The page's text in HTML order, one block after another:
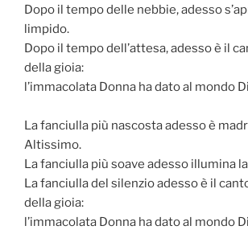
Dopo il tempo delle nebbie, adesso
limpido.
Dopo il tempo dell’attesa, adesso è il
della gioia:
l’immacolata Donna ha dato al mondo
La fanciulla più nascosta adesso è
Altissimo.
La fanciulla più soave adesso illumina
La fanciulla del silenzio adesso è il
della gioia:
l’immacolata Donna ha dato al mondo